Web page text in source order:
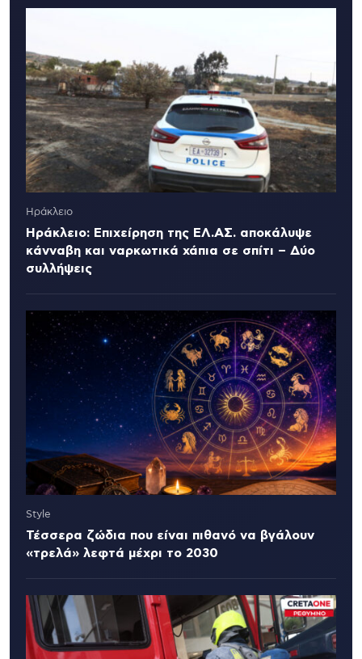
Ηράκλειο
Ηράκλειο: Επιχείρηση της ΕΛ.ΑΣ. αποκάλυψε
κάνναβη και ναρκωτικά χάπια σε σπίτι – Δύο
συλλήψεις
Style
Τέσσερα ζώδια που είναι πιθανό να βγάλουν
«τρελά» λεφτά μέχρι το 2030